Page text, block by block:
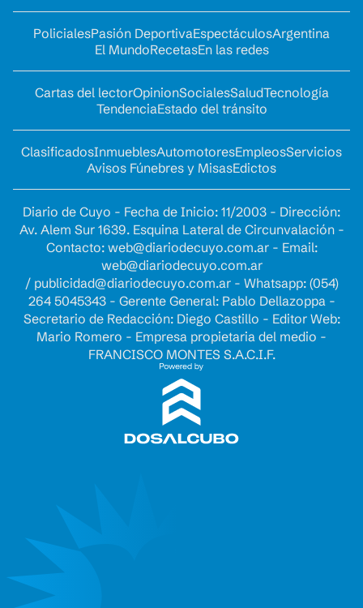
PolicialesPasión DeportivaEspectáculosArgentina
El MundoRecetasEn las redes
Cartas del lectorOpinionSocialesSaludTecnología
TendenciaEstado del tránsito
ClasificadosInmueblesAutomotoresEmpleosServicios
Avisos Fúnebres y MisasEdictos
Diario de Cuyo - Fecha de Inicio: 11/2003 - Dirección:
Av. Alem Sur 1639. Esquina Lateral de Circunvalación -
Contacto: web@diariodecuyo.com.ar- Email:
web@diariodecuyo.com.ar
/ publicidad@diariodecuyo.com.ar- Whatsapp: (054)
264 5045343 - Gerente General: Pablo Dellazoppa -
Secretario de Redacción: Diego Castillo - Editor Web:
Mario Romero - Empresa propietaria del medio -
FRANCISCO MONTES S.A.C.I.F.